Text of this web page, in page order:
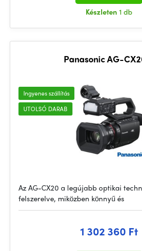
Készleten 1 db
Panasonic AG-
Ingyenes szállítás
UTOLSÓ DARAB
Az AG-CX20 a legújabb optikai
felszerelve, miközben könnyű és
1 302 360 Ft